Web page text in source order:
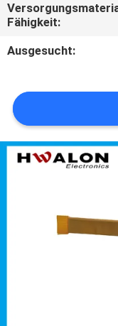
ANGEBOT
ANFORDERN
SITEMAP
Fähigkeit:
Ausgesucht: